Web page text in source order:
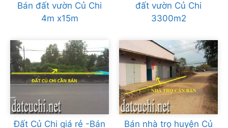
Bán đất vườn Củ Chi
4m x15m
đất vườn Củ Chi
3300m2
Đất Củ Chi giá rẻ -Bán
Bán nhà trọ huyện Củ